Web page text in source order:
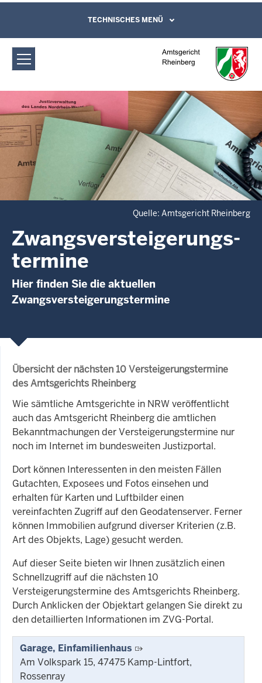
Amtsgericht Rheinberg:
Zwangsversteigerungs­termine
Direkt zum Inhalt
Leichte Sprache, Gebärdensprachenvideo
und Kontaktformular
TECHNISCHES MENÜ
Quelle: Amtsgericht Rheinberg
Zwangsversteigerungs­
termine
Hier finden Sie die aktuellen
Zwangsversteigerungstermine
Übersicht der nächsten 10 Versteigerungstermine
des Amtsgerichts Rheinberg
Wie sämtliche Amtsgerichte in NRW veröffentlicht
auch das Amtsgericht Rheinberg die amtlichen
Bekanntmachungen der Versteigerungstermine nur
noch im Internet im bundesweiten Justizportal.
Dort können Interessenten in den meisten Fällen
Gutachten, Exposees und Fotos einsehen und
erhalten für Karten und Luftbilder einen
vereinfachten Zugriff auf den Geodatenserver. Ferner
können Immobilien aufgrund diverser Kriterien (z.B.
Art des Objekts, Lage) gesucht werden.
Auf dieser Seite bieten wir Ihnen zusätzlich einen
Schnellzugriff auf die nächsten 10
Versteigerungstermine des Amtsgerichts Rheinberg.
Durch Anklicken der Objektart gelangen Sie direkt zu
den detaillierten Informationen im ZVG-Portal.
Garage, Einfamilienhaus
Am Volkspark 15, 47475 Kamp-Lintfort,
Rossenray